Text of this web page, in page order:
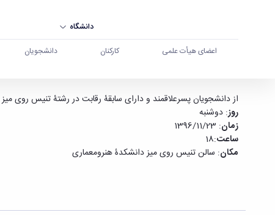
دانشگاه
اعضای هیأت علمی کارکنان دانشجویان
مسابقۀ انتخابی تنیس روی میز دانشجویان پسر -
از دانشجویان پسرعلاقمند و دارای سابقۀ رقابت در رشتۀ تنیس روی
روز: دوشنبه
زمان: 1396/11/23
ساعت:18
مکان: سالن تنیس روی میز دانشکدۀ هنرومعماری